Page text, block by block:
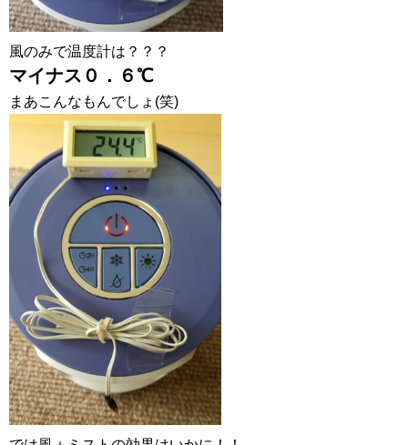
風のみで温度計は？？？
マイナス０．６℃
まあこんなもんでしょ(笑)